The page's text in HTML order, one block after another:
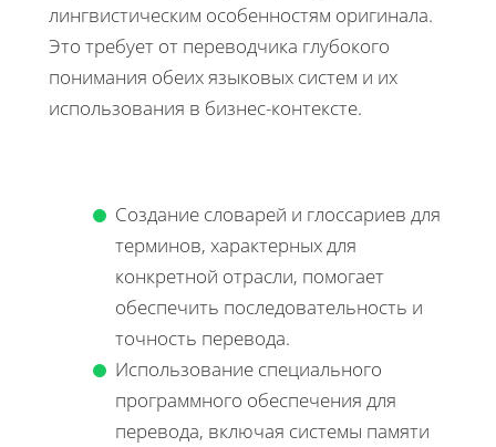
лингвистическим особенностям оригинала.
Это требует от переводчика глубокого
понимания обеих языковых систем и их
использования в бизнес-контексте.
Создание словарей и глоссариев для
терминов, характерных для
конкретной отрасли, помогает
обеспечить последовательность и
точность перевода.
Использование специального
программного обеспечения для
перевода, включая системы памяти